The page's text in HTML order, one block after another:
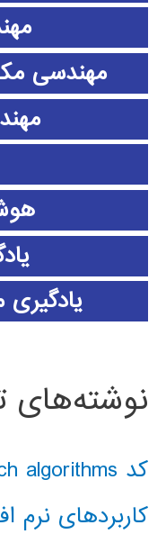
مهندسی
نوشته‌های
کد classical AI search algorithms
کاربردهای نرم